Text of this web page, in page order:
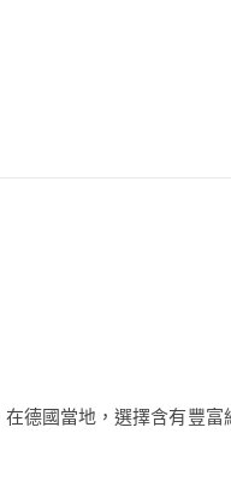
德國當地，選擇含有豐